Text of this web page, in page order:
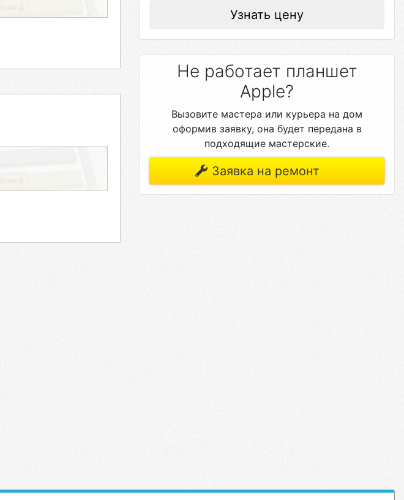
Узнать цену
Не работает планшет
Apple?
Вызовите мастера или курьера на дом
оформив заявку, она будет передана в
подходящие мастерские.
Заявка на ремонт